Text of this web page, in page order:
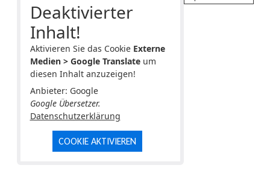
Deaktivierter
Inhalt!
Aktivieren Sie das Cookie Externe
Medien > Google Translateum
diesen Inhalt anzuzeigen!
Anbieter: Google
Google Übersetzer.
Datenschutzerklärung
COOKIE AKTIVIEREN